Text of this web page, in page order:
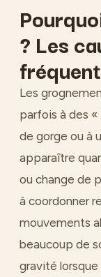
? Les
Les
parfois à des
de gorge ou à
apparaître
ou change de
à coordonner
mouvements
beaucoup de
gravité